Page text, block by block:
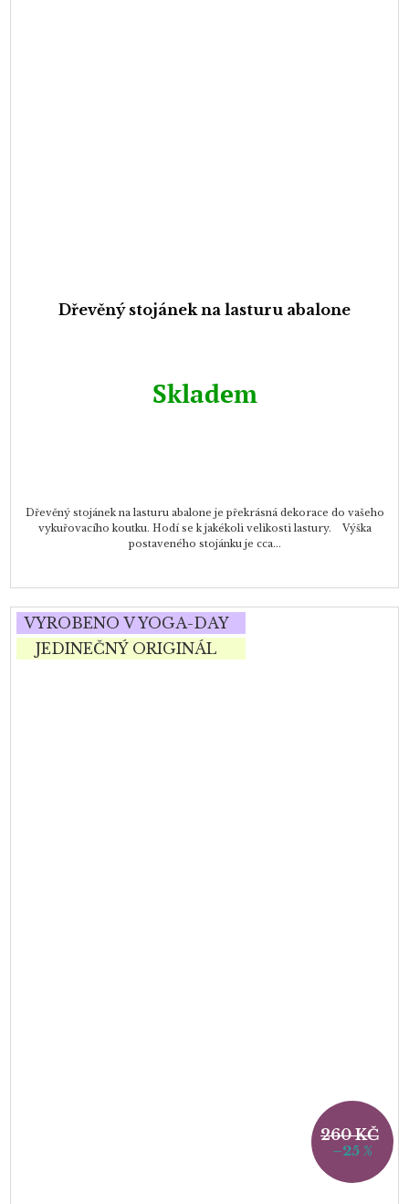
Dřevěný stojánek na lasturu abalone
Skladem
Dřevěný stojánek na lasturu abalone je překrásná dekorace do vašeho
vykuřovacího koutku. Hodí se k jakékoli velikosti lastury. Výška
postaveného stojánku je cca...
VYROBENO V YOGA-DAY
JEDINEČNÝ ORIGINÁL
260 KČ
–25 %